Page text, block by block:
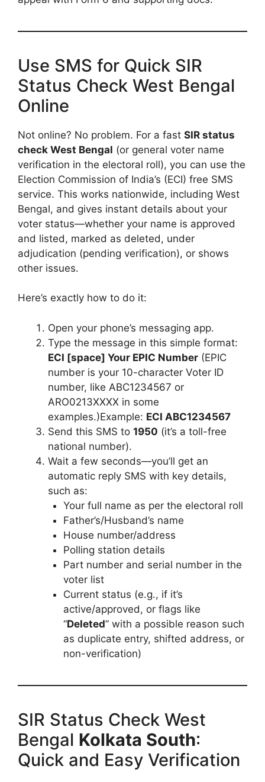
Use SMS for Quick SIR
Status Check West Bengal
Online
Not online? No problem. For a fast SIR status
check West Bengal (or general voter name
verification in the electoral roll), you can use the
Election Commission of India’s (ECI) free SMS
service. This works nationwide, including West
Bengal, and gives instant details about your
voter status—whether your name is approved
and listed, marked as deleted, under
adjudication (pending verification), or shows
other issues.
Here’s exactly how to do it:
Open your phone’s messaging app.
Type the message in this simple format:
ECI [space] Your EPIC Number (EPIC
number is your 10-character Voter ID
number, like ABC1234567 or
ARO0213XXXX in some
examples.)Example: ECI ABC1234567
Send this SMS to 1950 (it’s a toll-free
national number).
Wait a few seconds—you’ll get an
automatic reply SMS with key details,
such as:
Your full name as per the electoral roll
Father’s/Husband’s name
House number/address
Polling station details
Part number and serial number in the
voter list
Current status (e.g., if it’s
active/approved, or flags like
“Deleted” with a possible reason such
as duplicate entry, shifted address, or
non-verification)
SIR Status Check West
Bengal Kolkata South:
Quick and Easy Verification